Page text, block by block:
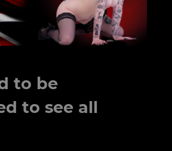
to be
to see all